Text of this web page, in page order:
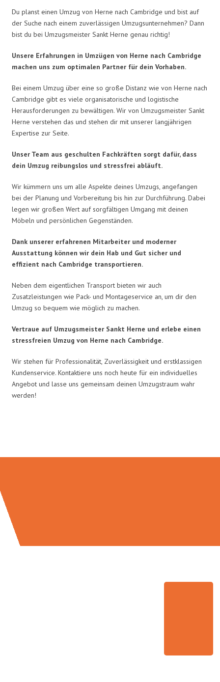
Du planst einen Umzug von Herne nach Cambridge und bist auf
der Suche nach einem zuverlässigen Umzugsunternehmen? Dann
bist du bei Umzugsmeister Sankt Herne genau richtig!
Unsere Erfahrungen in Umzügen von Herne nach Cambridge
machen uns zum optimalen Partner für dein Vorhaben.
Bei einem Umzug über eine so große Distanz wie von Herne nach
Cambridge gibt es viele organisatorische und logistische
Herausforderungen zu bewältigen. Wir von Umzugsmeister Sankt
Herne verstehen das und stehen dir mit unserer langjährigen
Expertise zur Seite.
Unser Team aus geschulten Fachkräften sorgt dafür, dass
dein Umzug reibungslos und stressfrei abläuft.
Wir kümmern uns um alle Aspekte deines Umzugs, angefangen
bei der Planung und Vorbereitung bis hin zur Durchführung. Dabei
legen wir großen Wert auf sorgfältigen Umgang mit deinen
Möbeln und persönlichen Gegenständen.
Dank unserer erfahrenen Mitarbeiter und moderner
Ausstattung können wir dein Hab und Gut sicher und
effizient nach Cambridge transportieren.
Neben dem eigentlichen Transport bieten wir auch
Zusatzleistungen wie Pack- und Montageservice an, um dir den
Umzug so bequem wie möglich zu machen.
Vertraue auf Umzugsmeister Sankt Herne und erlebe einen
stressfreien Umzug von Herne nach Cambridge.
Wir stehen für Professionalität, Zuverlässigkeit und erstklassigen
Kundenservice. Kontaktiere uns noch heute für ein individuelles
Angebot und lasse uns gemeinsam deinen Umzugstraum wahr
werden!